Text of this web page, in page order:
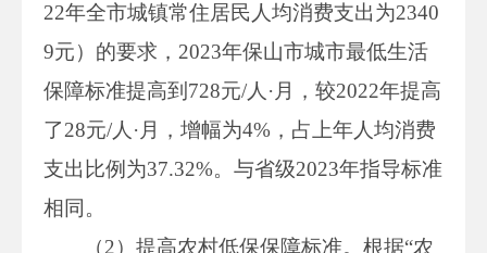
22年全市城镇常住居民人均消费支出为2340
9元）的要求，2023年保山市城市最低生活
保障标准提高到728元/人·月，较2022年提高
了28元/人·月，增幅为4%，占上年人均消费
支出比例为37.32%。与省级2023年指导标准
相同。
（2）提高农村低保保障标准。根据“农